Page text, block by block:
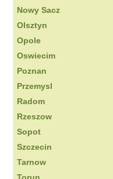
Nowy Sacz
Olsztyn
Opole
Oswiecim
Poznan
Przemysl
Radom
Rzeszow
Sopot
Szczecin
Tarnow